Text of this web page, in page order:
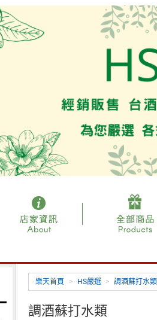
樂天首頁 > HS嚴選 > 調酒蘇打水類
調酒蘇打水類